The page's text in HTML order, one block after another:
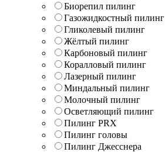
Биорепил пилинг
Газожидкостный пилинг
Гликолевый пилинг
Жёлтый пилинг
Карбоновый пилинг
Коралловый пилинг
Лазерный пилинг
Миндальный пилинг
Молочный пилинг
Осветляющий пилинг
Пилинг PRX
Пилинг головы
Пилинг Джесснера